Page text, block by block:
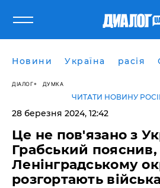
Новини Україна расія
ДІАЛОГ ДУМКА
ЧИТАТИ НОВИНУ
28 березня 2024, 12:42
Це не пов'язано з
Грабський пояснив,
Ленінградському
розгортають війська